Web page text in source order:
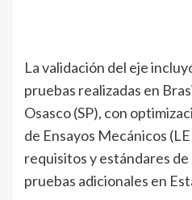
La validación del eje
pruebas realizadas en
Osasco (SP), con
de Ensayos Mecánicos
requisitos y estándares de
pruebas adicionales en